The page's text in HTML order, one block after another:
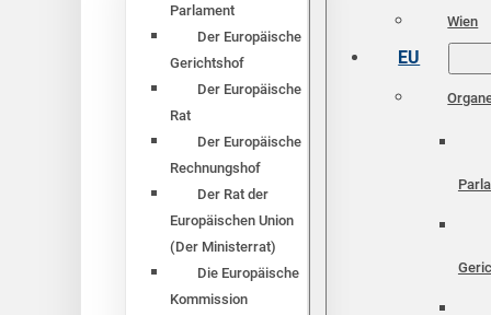
Parlament
Der Europäische
Gerichtshof
Der Europäische
Rat
Der Europäische
Rechnungshof
Der Rat der
Europäischen Union
(Der Ministerrat)
Die Europäische
Kommission
Wien
EU